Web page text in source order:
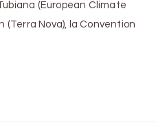
(European Climate
(Terra Nova), la Convention